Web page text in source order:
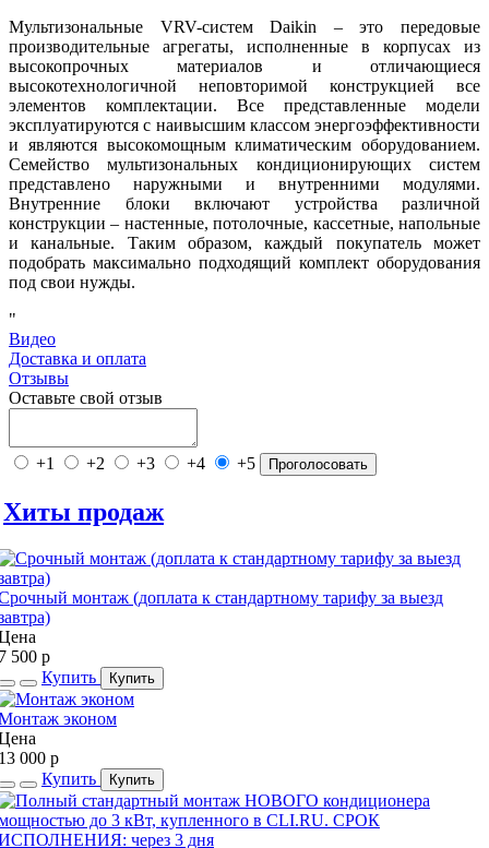
Мультизональные VRV-систем Daikin – это передовые
производительные агрегаты, исполненные в корпусах из
высокопрочных материалов и отличающиеся
высокотехнологичной неповторимой конструкцией все
элементов комплектации. Все представленные модели
эксплуатируются с наивысшим классом энергоэффективности
и являются высокомощным климатическим оборудованием.
Семейство мультизональных кондиционирующих систем
представлено наружными и внутренними модулями.
Внутренние блоки включают устройства различной
конструкции – настенные, потолочные, кассетные, напольные
и канальные. Таким образом, каждый покупатель может
подобрать максимально подходящий комплект оборудования
под свои нужды.
"
Видео
Доставка и оплата
Отзывы
Оставьте свой отзыв
+1 +2 +3 +4 +5 Проголосовать
Хиты продаж
монтаж (доплата к стандартному тарифу за выезд
500 p
Купить
Купить
эконом
000 p
Купить
Купить